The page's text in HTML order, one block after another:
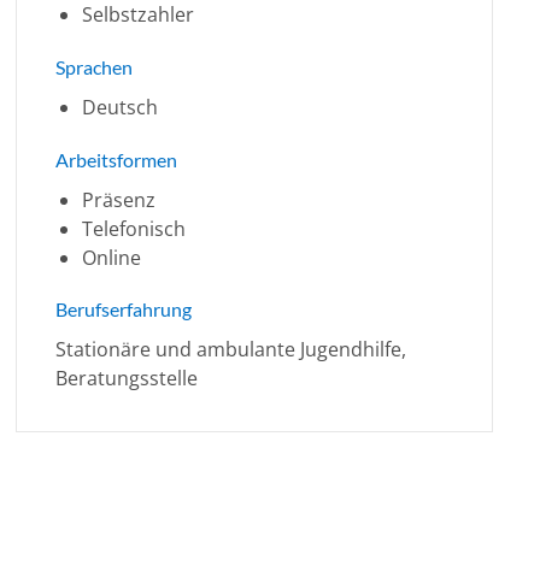
Selbstzahler
Sprachen
Deutsch
Arbeitsformen
Präsenz
Telefonisch
Online
Berufserfahrung
Stationäre und ambulante Jugendhilfe,
Beratungsstelle